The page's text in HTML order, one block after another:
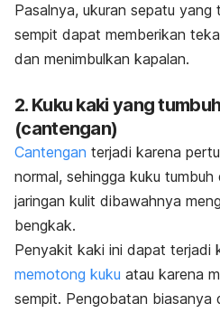
Pasalnya, ukuran sepatu yang
sempit dapat memberikan
dan menimbulkan kapalan.
2. Kuku kaki yang
(cantengan)
Cantengan terjadi karena
normal, sehingga kuku
jaringan kulit dibawahnya
bengkak.
Penyakit kaki ini dapat terjadi
memotong kuku atau karena
sempit. Pengobatan biasanya